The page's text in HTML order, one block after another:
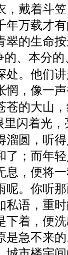
，戴着斗
万载才
的生命
的、本分的
。他们
，像一
苍的大山
闪着光
圆，听
；而年
息，便将
。你听
语，重
着，便
是急不来